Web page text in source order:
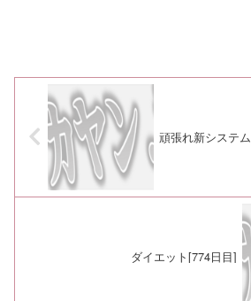
頑張れ新システム
ダイエット[774日目]